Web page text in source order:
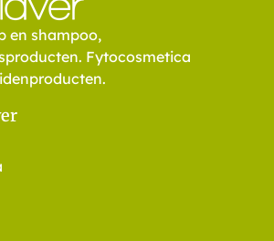
en shampoo,
Fytocosmetica